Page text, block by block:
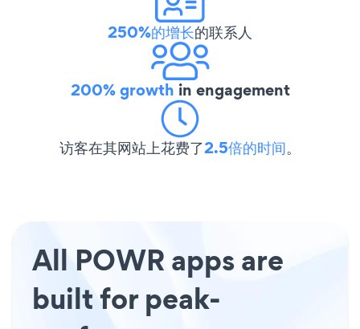
250%的增长的联系人
200% growth in engagement
访客在其网站上花费了2.5倍的时间。
All POWR apps are
built for peak-